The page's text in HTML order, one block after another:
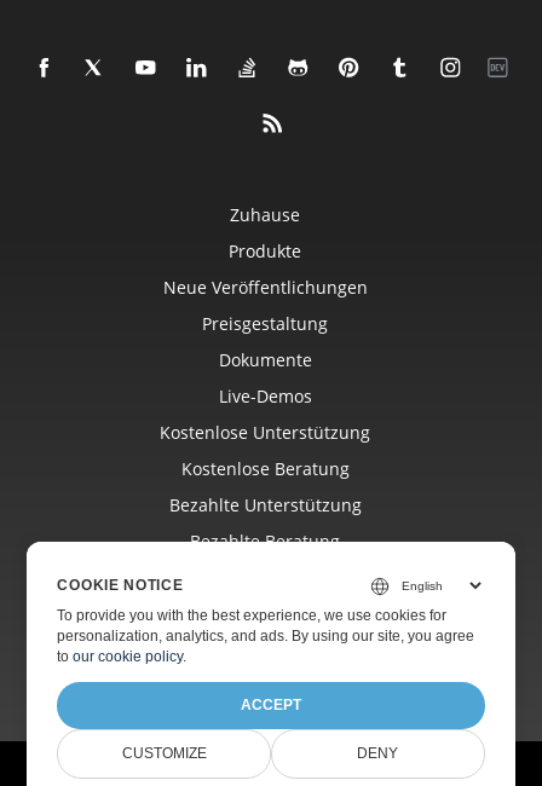
Zuhause
Produkte
Neue Veröffentlichungen
Preisgestaltung
Dokumente
Live-Demos
Kostenlose Unterstützung
Kostenlose Beratung
Bezahlte Unterstützung
Bezahlte Beratung
Webseiten
© Aspose Pty Ltd 2001-2026. Alle Rechte vorbehalten.
COOKIE NOTICE
To provide you with the best experience, we use cookies for
personalization, analytics, and ads. By using our site, you agree
toour cookie policy.
ACCEPT
CUSTOMIZE DENY